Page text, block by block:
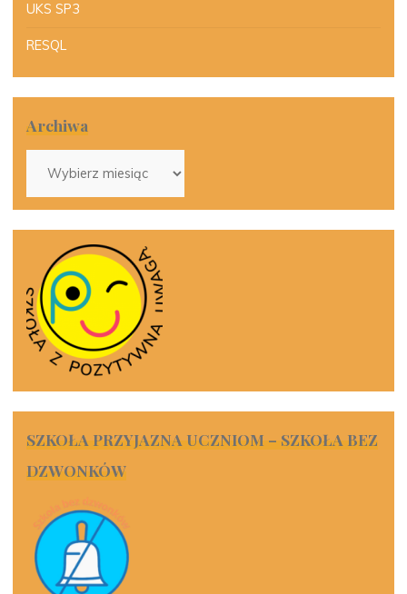
UKS SP3
RESQL
Archiwa
SZKOŁA PRZYJAZNA UCZNIOM – SZKOŁA BEZ
DZWONKÓW